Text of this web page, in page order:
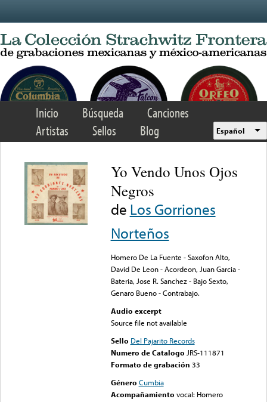
Inicio Búsqueda
Canciones
Artistas
Sellos Blog Español
Yo Vendo Unos Ojos
Negros
de Los Gorriones
Norteños
Homero De La Fuente - Saxofon Alto,
David De Leon - Acordeon, Juan Garcia -
Bateria, Jose R. Sanchez - Bajo Sexto,
Genaro Bueno - Contrabajo.
Audio excerpt
Source file not available
Sello Del Pajarito Records
Numero de Catalogo JRS-111871
Formato de grabación 33
Género Cumbia
Acompañamiento vocal: Homero